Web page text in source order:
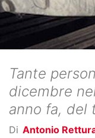
Tante
dicembre
anno fa, del
Di Antonio